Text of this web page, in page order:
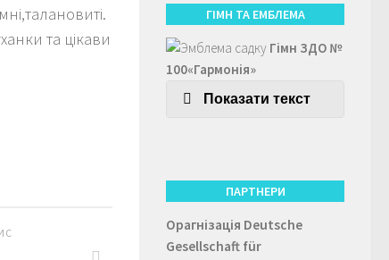
та цікави
ГІМН ТА ЕМБЛЕМА
Гімн ЗДО №
100«Гармонія»
Показати текст
ПАРТНЕРИ
Орагнізація Deutsche
Gesellschaft für